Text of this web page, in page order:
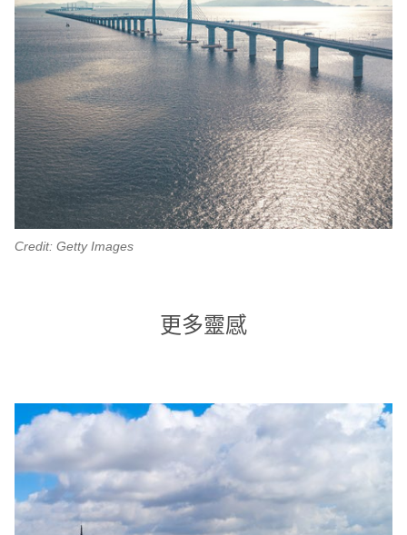
Credit: Getty Images
更多靈感